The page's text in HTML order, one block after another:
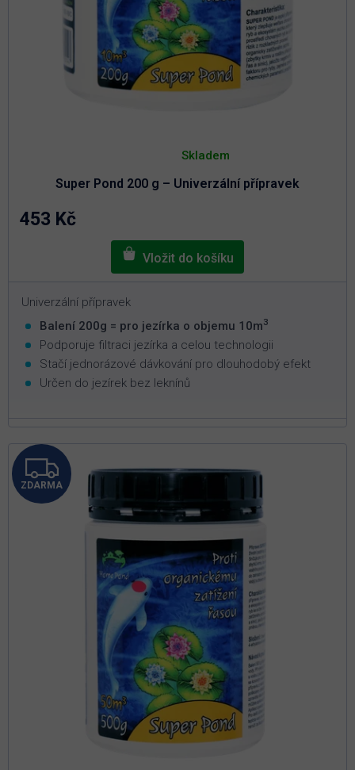
Super Pond 200 g – Univerzální přípravek
hodnocení
5,0
Skladem
453 Kč
Univerzální přípravek
Balení 200g = pro jezírka o objemu 10m3
Podporuje filtraci jezírka a celou technologii
Stačí jednorázové dávkování pro dlouhodobý efekt
Určen do jezírek bez leknínů
Z
D
ZDARMA